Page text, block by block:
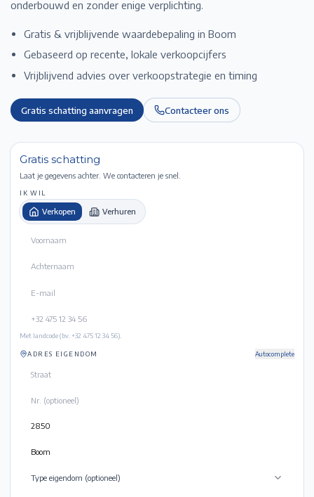
onderbouwd en zonder enige verplichting.
Gratis & vrijblijvende waardebepaling in Boom
Gebaseerd op recente, lokale verkoopcijfers
Vrijblijvend advies over verkoopstrategie en timing
Gratis schatting aanvragen Contacteer ons
Gratis schatting
Laat je gegevens achter. We contacteren je snel.
IK WIL
Verkopen Verhuren
Met landcode (bv. +32 475 12 34 56).
ADRES EIGENDOM Autocomplete
Type eigendom (optioneel)